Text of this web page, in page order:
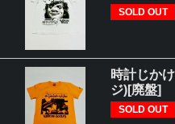
SOLD OUT
時計じか
ジ)[廃盤]
SOLD OUT